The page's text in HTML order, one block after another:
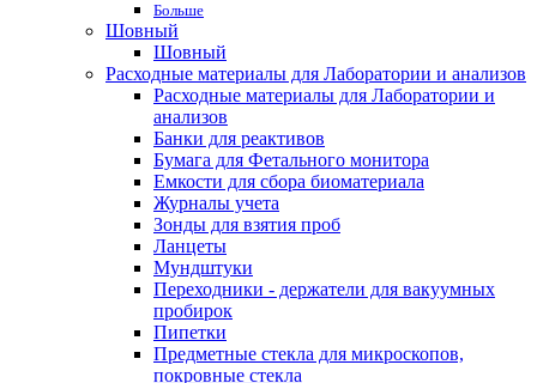
Больше
Шовный
Шовный
Расходные материалы для Лаборатории и анализов
Расходные материалы для Лаборатории и
анализов
Банки для реактивов
Бумага для Фетального монитора
Емкости для сбора биоматериала
Журналы учета
Зонды для взятия проб
Ланцеты
Мундштуки
Переходники - держатели для вакуумных
пробирок
Пипетки
Предметные стекла для микроскопов,
покровные стекла